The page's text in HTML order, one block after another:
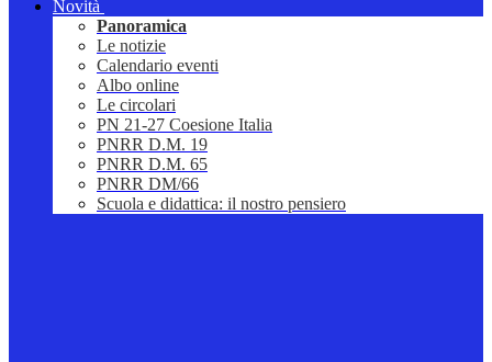
Novità
Panoramica
Le notizie
Calendario eventi
Albo online
Le circolari
PN 21-27 Coesione Italia
PNRR D.M. 19
PNRR D.M. 65
PNRR DM/66
Scuola e didattica: il nostro pensiero